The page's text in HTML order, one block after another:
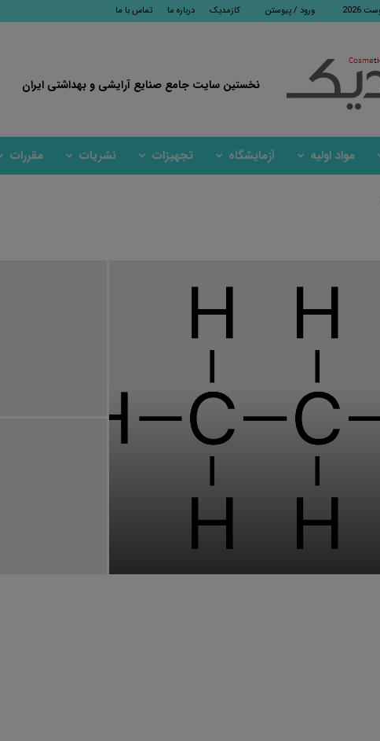
ورود / پیوستن کازمدیک درباره ما تماس با ما
نخستین سایت جامع صنایع آرایشی و بهداشتی ایران
مواد اولیه آزمایشگاه تجهیزات نشریات مقررات